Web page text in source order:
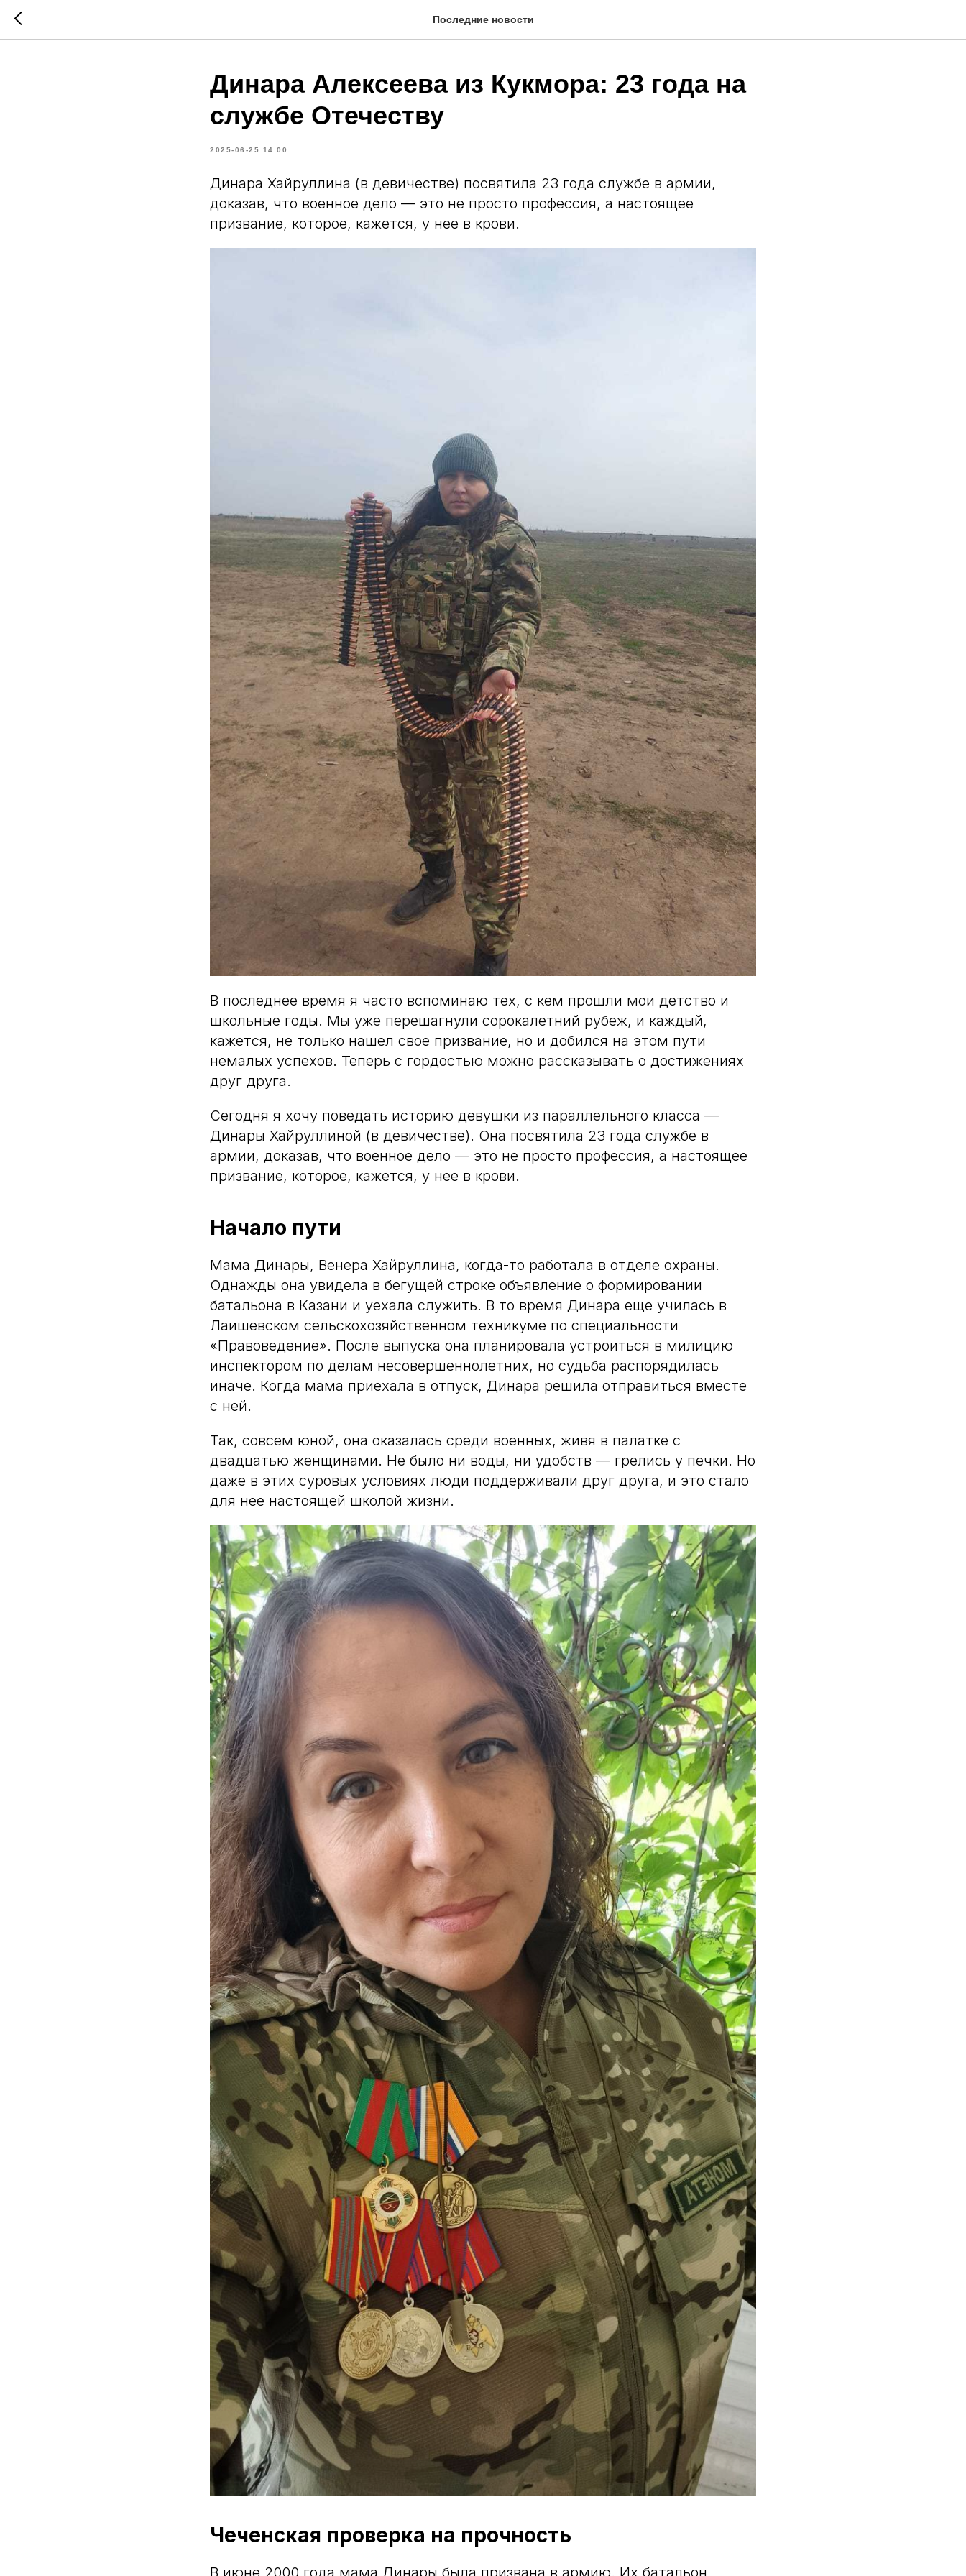
Последние новости
Динара Алексеева из Кукмора: 23 года на
службе Отечеству
2025-06-25 14:00
Динара Хайруллина (в девичестве) посвятила 23 года службе в армии,
доказав, что военное дело — это не просто профессия, а настоящее
призвание, которое, кажется, у нее в крови.
В последнее время я часто вспоминаю тех, с кем прошли мои детство и
школьные годы. Мы уже перешагнули сорокалетний рубеж, и каждый,
кажется, не только нашел свое призвание, но и добился на этом пути
немалых успехов. Теперь с гордостью можно рассказывать о достижениях
друг друга.
Сегодня я хочу поведать историю девушки из параллельного класса —
Динары Хайруллиной (в девичестве). Она посвятила 23 года службе в
армии, доказав, что военное дело — это не просто профессия, а настоящее
призвание, которое, кажется, у нее в крови.
Начало пути
Мама Динары, Венера Хайруллина, когда-то работала в отделе охраны.
Однажды она увидела в бегущей строке объявление о формировании
батальона в Казани и уехала служить. В то время Динара еще училась в
Лаишевском сельскохозяйственном техникуме по специальности
«Правоведение». После выпуска она планировала устроиться в милицию
инспектором по делам несовершеннолетних, но судьба распорядилась
иначе. Когда мама приехала в отпуск, Динара решила отправиться вместе
с ней.
Так, совсем юной, она оказалась среди военных, живя в палатке с
двадцатью женщинами. Не было ни воды, ни удобств — грелись у печки. Но
даже в этих суровых условиях люди поддерживали друг друга, и это стало
для нее настоящей школой жизни.
Чеченская проверка на прочность